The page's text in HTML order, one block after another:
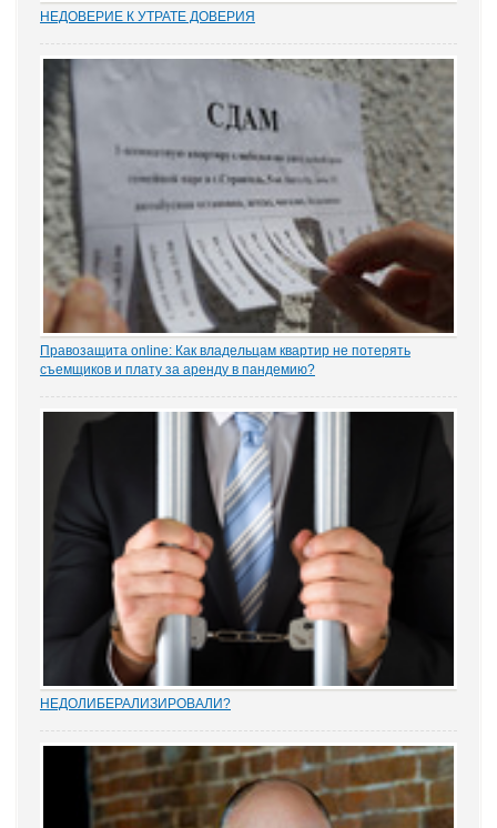
НЕДОВЕРИЕ К УТРАТЕ ДОВЕРИЯ
(п. 7.1 ч. 1 ст. 81 ТК РФ) появилась в Трудовом кодексе в 2012 году
в ходе совершенствования...
Правозащита online: Как владельцам квартир не потерять
съемщиков и плату за аренду в пандемию?
юрисконсульт проектов судебной практики Ольга Старых.
НEДОЛИБЕРАЛИЗИРОВАЛИ?
защищает частную собственность. Данные декабрьского опроса
привел портал Право.ру. Более...